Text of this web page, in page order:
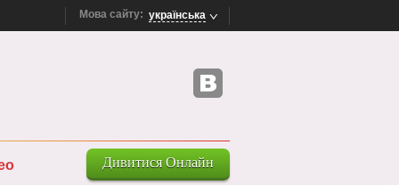
Мова сайту: українська
Дивитися Онлайн